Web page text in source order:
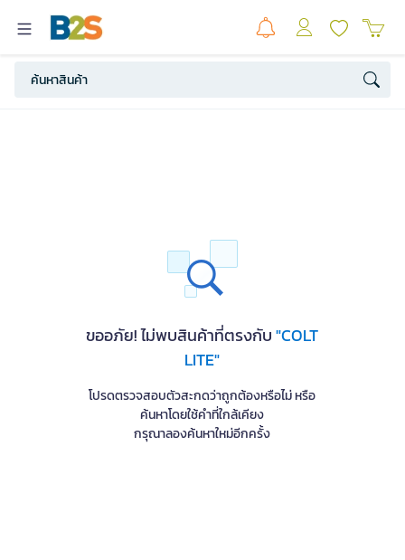
ขออภัย! ไม่พบสินค้าที่ตรงกับ"COLT
LITE"
โปรดตรวจสอบตัวสะกดว่าถูกต้องหรือไม่ หรือ
ค้นหาโดยใช้คำที่ใกล้เคียง
กรุณาลองค้นหาใหม่อีกครั้ง